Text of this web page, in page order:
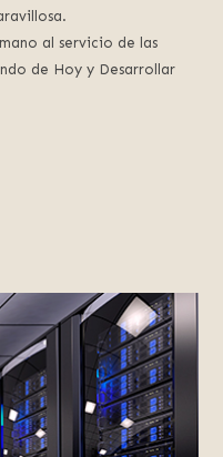
al servicio de las
de Hoy y Desarrollar